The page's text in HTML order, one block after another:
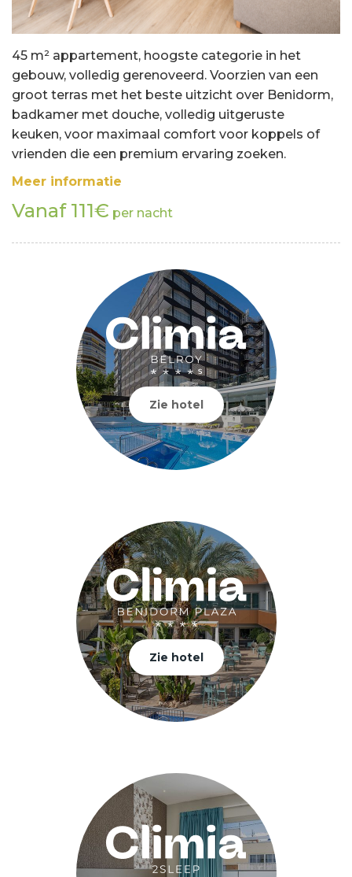
45 m² appartement, hoogste categorie in het
gebouw, volledig gerenoveerd. Voorzien van een
groot terras met het beste uitzicht over Benidorm,
badkamer met douche, volledig uitgeruste
keuken, voor maximaal comfort voor koppels of
vrienden die een premium ervaring zoeken.
Meer informatie
Vanaf 111€ per nacht
Zie hotel
Zie hotel